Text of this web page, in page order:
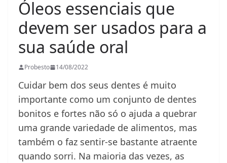
Óleos essenciais que
devem ser usados para a
sua saúde oral
Probesto 14/08/2022
Cuidar bem dos seus dentes é muito
importante como um conjunto de dentes
bonitos e fortes não só o ajuda a quebrar
uma grande variedade de alimentos, mas
também o faz sentir-se bastante atraente
quando sorri. Na maioria das vezes, as